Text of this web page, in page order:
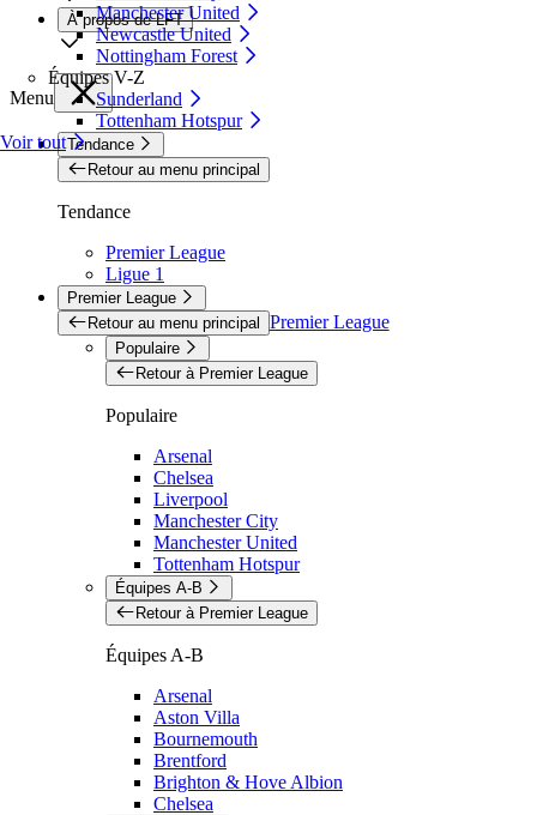
Manchester United
Newcastle United
Nottingham Forest
Équipes V-Z
Sunderland
Tottenham Hotspur
Voir tout
À propos de LFT
Menu
Tendance
Retour au menu principal
Tendance
Premier League
Ligue 1
Premier League
Retour au menu principal Premier League
Populaire
Retour à Premier League
Populaire
Arsenal
Chelsea
Liverpool
Manchester City
Manchester United
Tottenham Hotspur
Équipes A-B
Retour à Premier League
Équipes A-B
Arsenal
Aston Villa
Bournemouth
Brentford
Brighton & Hove Albion
Chelsea